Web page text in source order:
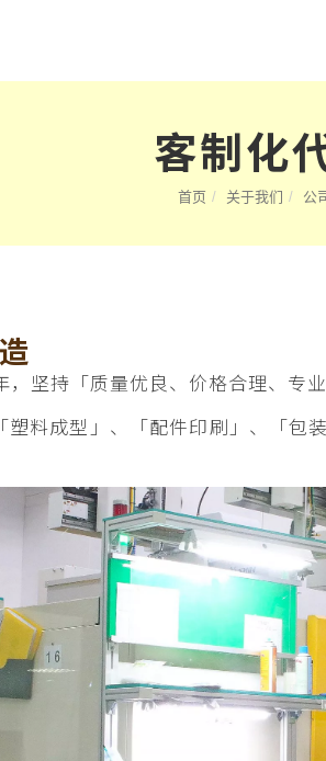
客制化
首页 关于我们 公
坚持「质量优良、价格合理、专
料成型」、「配件印刷」、「